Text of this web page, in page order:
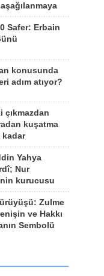
Safer: Erbain
konusunda
adım atıyor?
çıkmazdan
kuşatma
kadar
Yahya
Nur
kurucusu
Zulme
ve Hakkı
Sembolü